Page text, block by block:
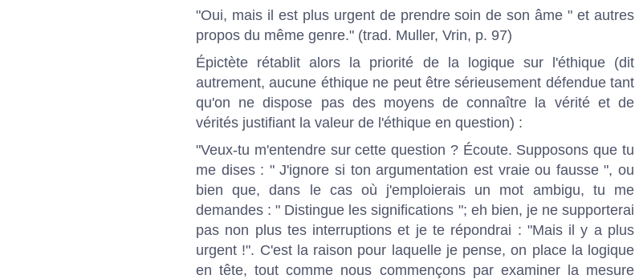
"Oui, mais il est plus urgent de prendre soin de son âme " et autres
propos du même genre." (trad. Muller, Vrin, p. 97)
Épictète rétablit alors la priorité de la logique sur l'éthique (dit
autrement, aucune éthique ne peut être sérieusement défendue tant
qu'on ne dispose pas des moyens de connaître la vérité et de
vérités justifiant la valeur de l'éthique en question) :
"Veux-tu m'entendre sur cette question ? Écoute. Supposons que tu
me dises : " J'ignore si ton argumentation est vraie ou fausse ", ou
bien que, dans le cas où j'emploierais un mot ambigu, tu me
demandes : " Distingue les significations "; eh bien, je ne supporterai
pas non plus tes interruptions et je te répondrai : "Mais il y a plus
urgent !". C'est la raison pour laquelle je pense, on place la logique
en tête, tout comme nous commençons par examiner la mesure